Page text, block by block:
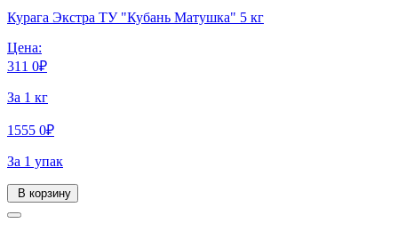
Курага Экстра ТУ "Кубань Матушка" 5 кг
Цена:
311 0₽
За 1 кг
1555 0₽
За 1 упак
В корзину